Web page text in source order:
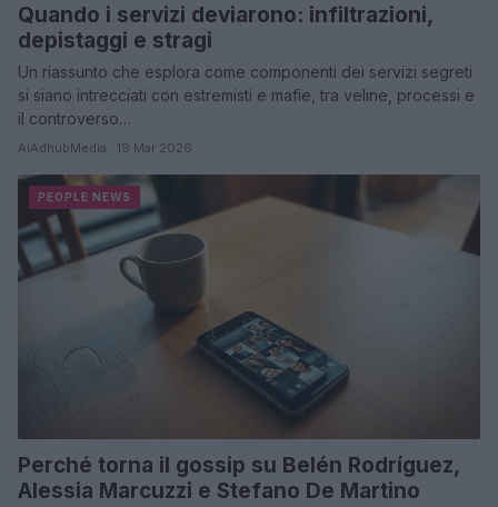
Quando i servizi deviarono: infiltrazioni,
depistaggi e stragi
Un riassunto che esplora come componenti dei servizi segreti
si siano intrecciati con estremisti e mafie, tra veline, processi e
il controverso…
AiAdhubMedia · 19 Mar 2026
PEOPLE NEWS
Perché torna il gossip su Belén Rodríguez,
Alessia Marcuzzi e Stefano De Martino